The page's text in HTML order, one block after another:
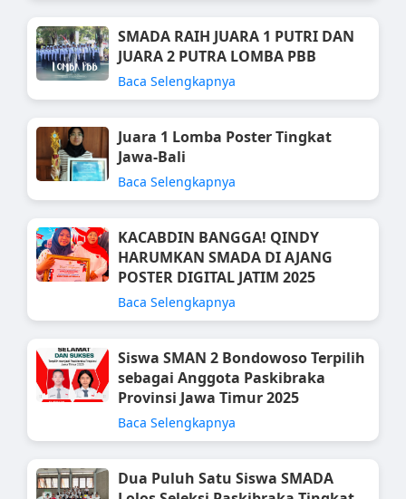
SMADA RAIH JUARA 1 PUTRI DAN
JUARA 2 PUTRA LOMBA PBB
Baca Selengkapnya
Juara 1 Lomba Poster Tingkat
Jawa-Bali
Baca Selengkapnya
KACABDIN BANGGA! QINDY
HARUMKAN SMADA DI AJANG
POSTER DIGITAL JATIM 2025
Baca Selengkapnya
Siswa SMAN 2 Bondowoso Terpilih
sebagai Anggota Paskibraka
Provinsi Jawa Timur 2025
Baca Selengkapnya
Dua Puluh Satu Siswa SMADA